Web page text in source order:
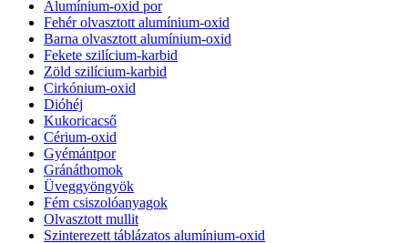
Alumínium-oxid por
Fehér olvasztott alumínium-oxid
Barna olvasztott alumínium-oxid
Fekete szilícium-karbid
Zöld szilícium-karbid
Cirkónium-oxid
Dióhéj
Kukoricacső
Cérium-oxid
Gyémántpor
Gránáthomok
Üveggyöngyök
Fém csiszolóanyagok
Olvasztott mullit
Szinterezett táblázatos alumínium-oxid